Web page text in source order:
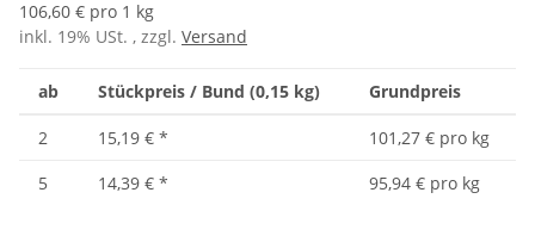
106,60 € pro 1 kg
inkl. 19% USt. , zzgl. Versand
ab Stückpreis / Bund (0,15 kg) Grundpreis
2 15,19 € *
101,27 € pro kg
5
14,39 € * 95,94 € pro kg